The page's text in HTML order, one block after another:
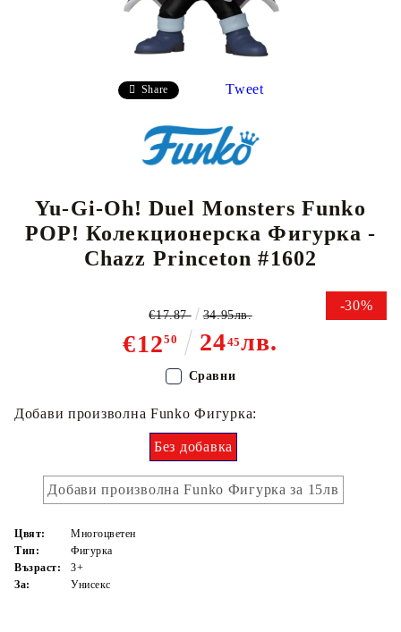
Share Tweet
Yu-Gi-Oh! Duel Monsters Funko
POP! Колекционерска Фигурка -
Chazz Princeton #1602
-30%
€1250 2445лв.
€17.87 34.95лв.
Добави произволна Funko Фигурка:
Без добавка
Добави произволна Funko Фигурка за 15лв
Цвят:
Многоцветен
Тип:
Фигурка
Възраст:
3+
За:
Унисекс
Сравни